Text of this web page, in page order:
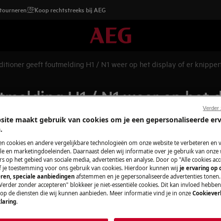
Koop rechtstreeks bij AEG
Airconditioner geeft foutmelding H1 / N1 weer op het
H1 / N1 weer op het
op het display.
het bedieningspaneel
Onderdelen en
Vind originele
voor je apparaat
maakt gebruik van cookies om je een gepersonaliseerde
cookies en andere vergelijkbare technologieën om onze website te verbeteren en
en marketingdoeleinden. Daarnaast delen wij informatie over je gebruik van onze
op het gebied van sociale media, advertenties en analyse. Door op "Alle cookies
je toestemming voor ons gebruik van cookies. Hierdoor kunnen wij je ervaring op
speciale aanbiedingen afstemmen en je gepersonaliseerde advertenties
zonder accepteren" blokkeer je niet-essentiële cookies. Dit kan invloed
de diensten die wij kunnen aanbieden. Meer informatie vind je in onze
.
Verder